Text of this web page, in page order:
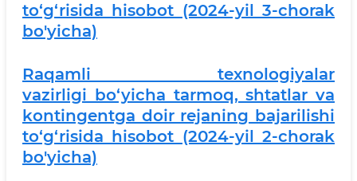
to‘g‘risida hisobot (2024-yil 3-chorak
bo'yicha)
Raqamli texnologiyalar
vazirligi bo‘yicha tarmoq, shtatlar va
kontingentga doir rejaning bajarilishi
to‘g‘risida hisobot (2024-yil 2-chorak
bo'yicha)